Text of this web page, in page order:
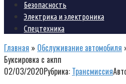
Безопасность
Электрика и электроника
Спецтехника
Главная » Обслуживание автомобиля
Буксировка с акпп
02/03/2020Рубрика: Трансмиссия